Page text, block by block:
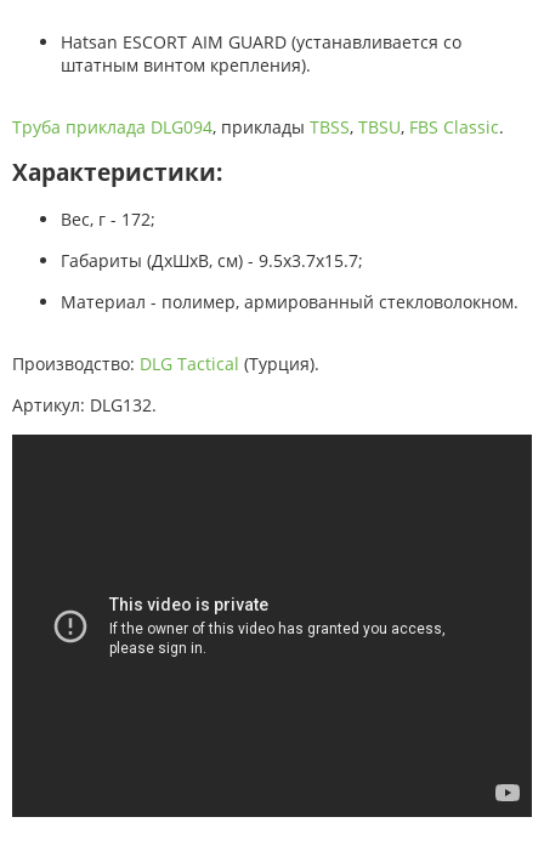
Hatsan ESCORT AIM GUARD (устанавливается со
штатным винтом крепления).
Труба приклада DLG094, приклады TBSS, TBSU, FBS Classic.
Характеристики:
Вес, г - 172;
Габариты (ДхШхВ, см) - 9.5х3.7х15.7;
Материал - полимер, армированный стекловолокном.
Производство: DLG Tactical (Турция).
Артикул: DLG132.